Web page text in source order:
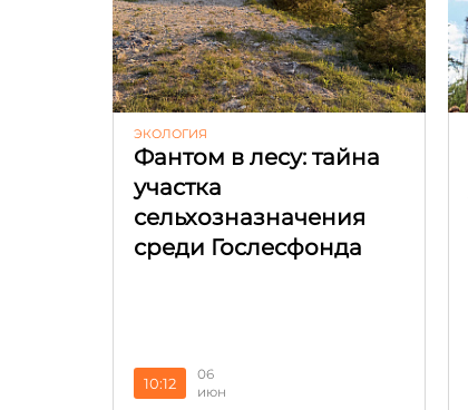
ЭКОЛОГИЯ
Фантом в лесу: тайна
участка
сельхозназначения
среди Гослесфонда
10:12
06
июн